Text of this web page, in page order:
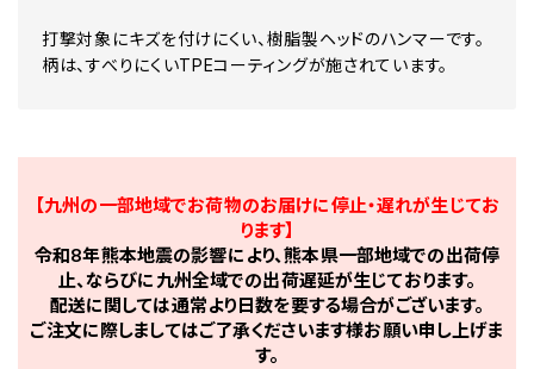
打撃対象にキズを付けにくい、樹脂製ヘッドのハンマーです。
柄は、すべりにくいTPEコーティングが施されています。
【九州の一部地域でお荷物のお届けに停止・遅れが生じてお
ります】
令和8年熊本地震の影響により、熊本県一部地域での出荷停
止、ならびに九州全域での出荷遅延が生じております。
配送に関しては通常より日数を要する場合がございます。
ご注文に際しましてはご了承くださいます様お願い申し上げま
す。